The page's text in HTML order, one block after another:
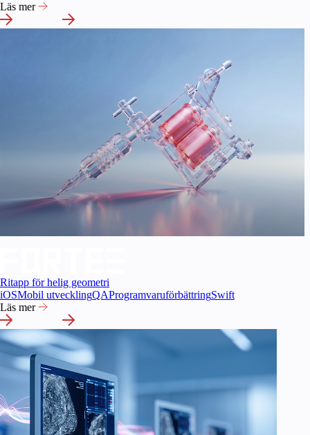
Läs mer
Ritapp för helig geometri
iOSMobil utvecklingQAProgramvaruförbättringSwift
Läs mer